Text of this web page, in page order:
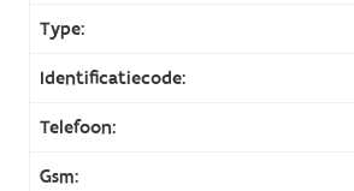
Type:
Identificatiecode:
Telefoon:
Gsm: